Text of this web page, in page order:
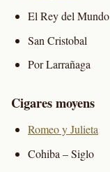
El Rey del Mundo
San Cristobal
Por Larrañaga
Cigares moyens
Romeo y Julieta
Cohiba – Siglo